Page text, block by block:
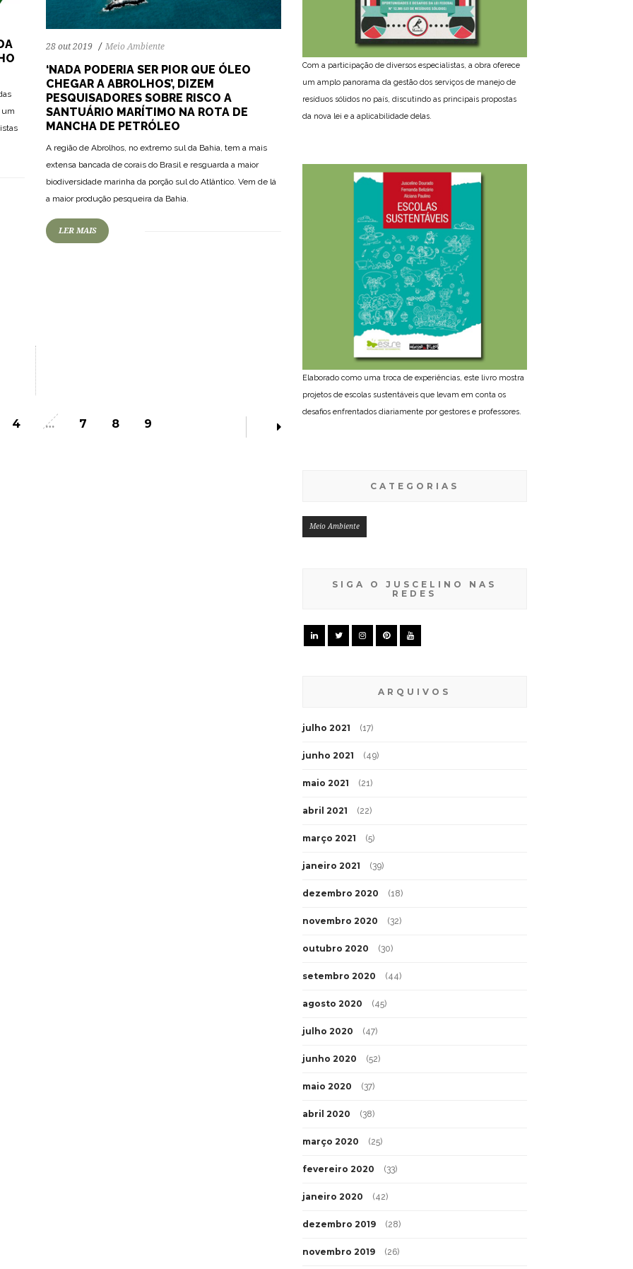
um
28 out 2019 Meio Ambiente
‘NADA PODERIA SER PIOR QUE ÓLEO
CHEGAR A ABROLHOS’, DIZEM
PESQUISADORES SOBRE RISCO A
SANTUÁRIO MARÍTIMO NA ROTA DE
MANCHA DE PETRÓLEO
A região de Abrolhos, no extremo sul da Bahia, tem a mais
extensa bancada de corais do Brasil e resguarda a maior
biodiversidade marinha da porção sul do Atlântico. Vem de lá
a maior produção pesqueira da Bahia.
LER MAIS
4 … 7 8 9
Com a participação de diversos especialistas, a obra oferece
um amplo panorama da gestão dos serviços de manejo de
resíduos sólidos no país, discutindo as principais propostas
da nova lei e a aplicabilidade delas.
Elaborado como uma troca de experiências, este livro mostra
projetos de escolas sustentáveis que levam em conta os
desafios enfrentados diariamente por gestores e professores.
CATEGORIAS
Meio Ambiente
SIGA O JUSCELINO NAS
REDES
ARQUIVOS
julho 2021 (17)
junho 2021 (49)
maio 2021 (21)
abril 2021 (22)
março 2021 (5)
janeiro 2021 (39)
dezembro 2020 (18)
novembro 2020 (32)
outubro 2020 (30)
setembro 2020 (44)
agosto 2020 (45)
julho 2020 (47)
junho 2020 (52)
maio 2020 (37)
abril 2020 (38)
março 2020 (25)
fevereiro 2020 (33)
janeiro 2020 (42)
dezembro 2019 (28)
novembro 2019 (26)